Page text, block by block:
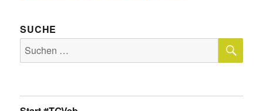
SUCHE
Suche
nach: